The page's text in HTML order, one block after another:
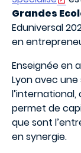
Grandes
Eduniversal
en
Enseignée en
Lyon avec
permet de
que sont
en synergie.